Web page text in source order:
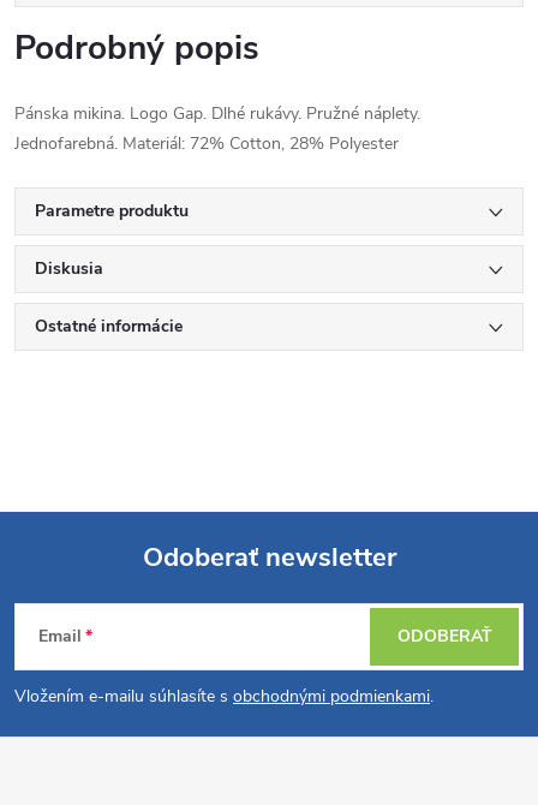
Podrobný popis
Pánska mikina. Logo Gap. Dlhé rukávy. Pružné náplety.
Jednofarebná. Materiál: 72% Cotton, 28% Polyester
Parametre produktu
Diskusia
Ostatné informácie
Z
á
p
Odoberať newsletter
Email
Vložením e-mailu súhlasíte s obchodnými podmienkami.
ODOBERAŤ